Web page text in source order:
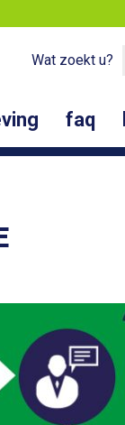
Wat zoekt u?
faq